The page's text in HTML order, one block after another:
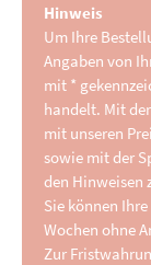
Hinweis
Um Ihre
Angaben von
mit *
handelt. Mit
mit unseren
sowie mit der
den Hinweisen
Sie können
Wochen ohne
Zur